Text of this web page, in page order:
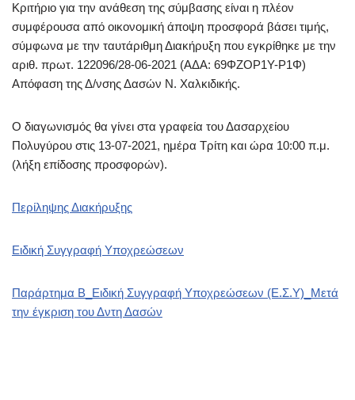
Κριτήριο για την ανάθεση της σύμβασης είναι η πλέον
συμφέρουσα από οικονομική άποψη προσφορά βάσει τιμής,
σύμφωνα με την ταυτάριθμη Διακήρυξη που εγκρίθηκε με την
αριθ. πρωτ. 122096/28-06-2021 (ΑΔA: 69ΦΖΟΡ1Υ-Ρ1Φ)
Απόφαση της Δ/νσης Δασών Ν. Χαλκιδικής.
Ο διαγωνισμός θα γίνει στα γραφεία του Δασαρχείου
Πολυγύρου στις 13-07-2021, ημέρα Τρίτη και ώρα 10:00 π.μ.
(λήξη επίδοσης προσφορών).
Περίληψης Διακήρυξης
Ειδική Συγγραφή Υποχρεώσεων
Παράρτημα Β_Ειδική Συγγραφή Υποχρεώσεων (Ε.Σ.Υ)_Μετά
την έγκριση του Δντη Δασών